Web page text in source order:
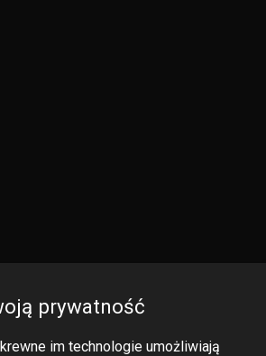
prywatność
im technologie umożliwiają